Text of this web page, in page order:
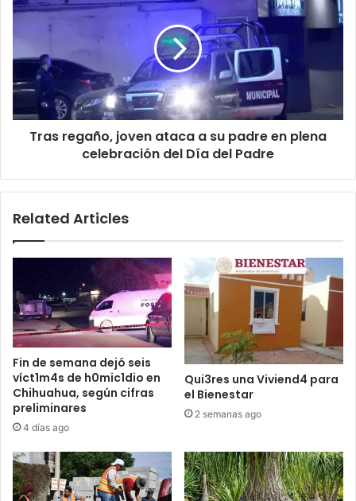
joven
padre
plena
celebración
Tras regaño, joven ataca a su padre en plena
celebración del Día del Padre
Related Articles
Fin de semana dejó seis
víct1m4s de h0mic1dio en
Chihuahua, según cifras
preliminares
4 días ago
Qui3res una Viviend4 para
el Bienestar
2 semanas ago